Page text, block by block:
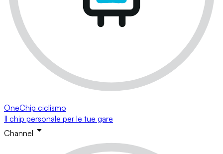
OneChip ciclismo
Il chip personale per le tue gare
Channel